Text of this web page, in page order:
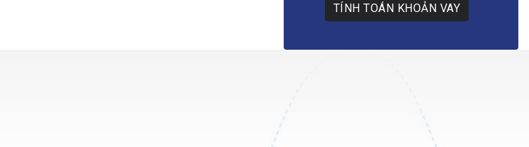
TÍNH TOÁN KHOẢN VAY